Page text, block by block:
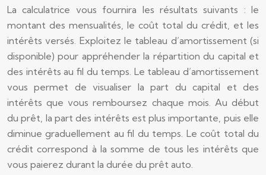
La calculatrice vous fournira les résultats suivants : le
montant des mensualités, le coût total du crédit, et les
intérêts versés. Exploitez le tableau d’amortissement (si
disponible) pour appréhender la répartition du capital et
des intérêts au fil du temps. Le tableau d’amortissement
vous permet de visualiser la part du capital et des
intérêts que vous remboursez chaque mois. Au début
du prêt, la part des intérêts est plus importante, puis elle
diminue graduellement au fil du temps. Le coût total du
crédit correspond à la somme de tous les intérêts que
vous paierez durant la durée du prêt auto.